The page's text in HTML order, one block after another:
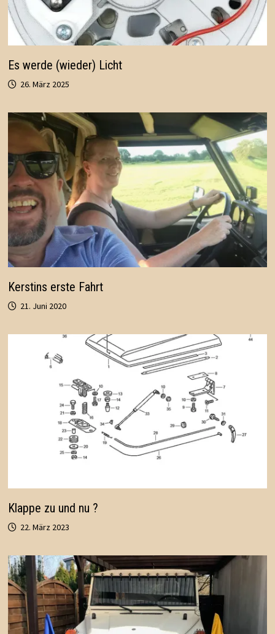
Es werde (wieder) Licht
26. März 2025
Kerstins erste Fahrt
21. Juni 2020
Klappe zu und nu ?
22. März 2023